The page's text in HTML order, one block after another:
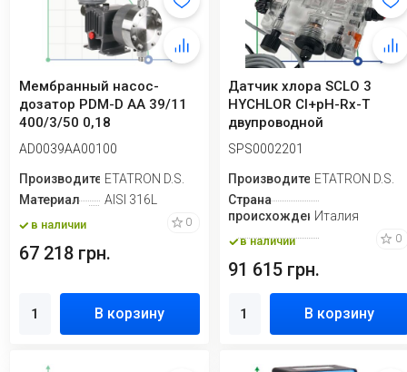
Мембранный насос-
дозатор PDM-D AA 39/11
400/3/50 0,18
AD0039AA00100
ПроизводительETATRON D.S.
Материал
AISI 316L
в наличии 0
67 218 грн.
В корзину
Датчик хлора SCLO 3
HYCHLOR Cl+pH-Rx-T
двупроводной
SPS0002201
ПроизводительETATRON D.S.
Страна
происхожденияИталия
в наличии 0
91 615 грн.
В корзину